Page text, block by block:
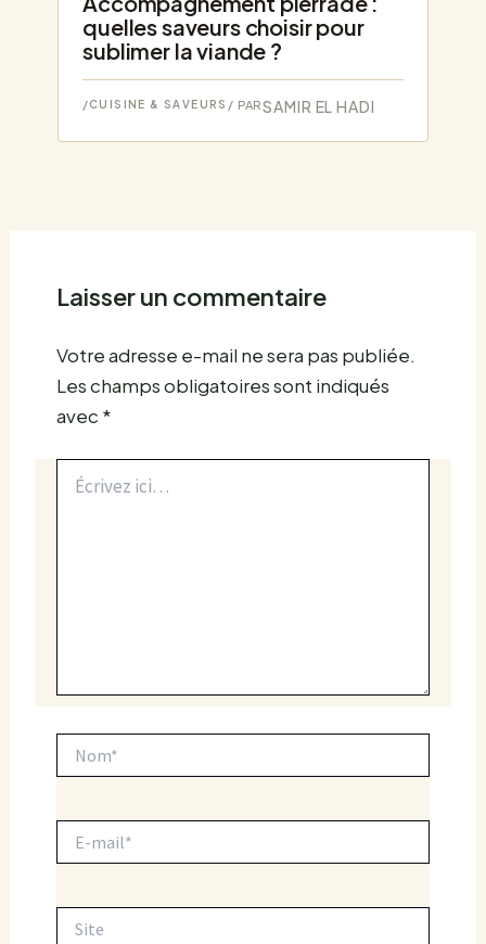
quelles saveurs choisir pour
sublimer la viande ?
/CUISINE & SAVEURS / PARSAMIR EL HADI
Laisser un commentaire
Votre adresse e-mail ne sera pas publiée.
Les champs obligatoires sont indiqués
avec *
ici…
mail*